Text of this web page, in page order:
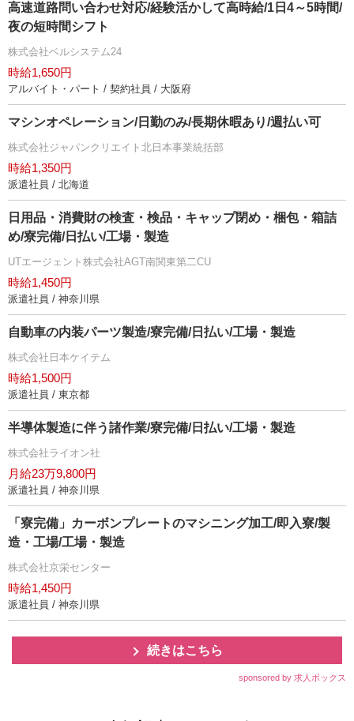
高速道路問い合わせ対応/経験活かして高時給/1日4～5時間/
夜の短時間シフト
株式会社ベルシステム24
時給1,650円
アルバイト・パート / 契約社員 / 大阪府
マシンオペレーション/日勤のみ/長期休暇あり/週払い可
株式会社ジャパンクリエイト北日本事業統括部
時給1,350円
派遣社員 / 北海道
日用品・消費財の検査・検品・キャップ閉め・梱包・箱詰
め/寮完備/日払い/工場・製造
UTエージェント株式会社AGT南関東第二CU
時給1,450円
派遣社員 / 神奈川県
自動車の内装パーツ製造/寮完備/日払い/工場・製造
株式会社日本ケイテム
時給1,500円
派遣社員 / 東京都
半導体製造に伴う諸作業/寮完備/日払い/工場・製造
株式会社ライオン社
月給23万9,800円
派遣社員 / 神奈川県
「寮完備」カーボンプレートのマシニング加工/即入寮/製
造・工場/工場・製造
株式会社京栄センター
時給1,450円
派遣社員 / 神奈川県
続きはこちら
sponsored by 求人ボックス